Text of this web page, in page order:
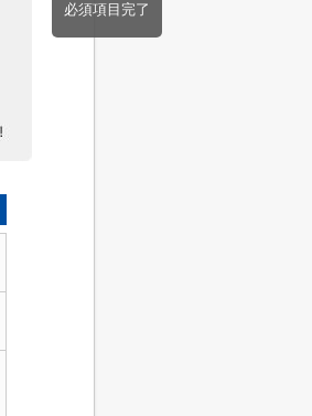
必須項目完了